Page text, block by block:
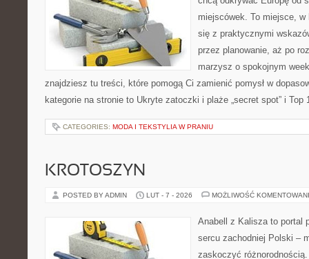
miejscówek. To miejsce,
się z praktycznymi
przez planowanie, aż po
marzysz o spokojnym
znajdziesz tu treści, które pomogą Ci zamienić pomysł w
kategorie na stronie to Ukryte zatoczki i plaże „secret spot” i
CATEGORIES: MODA I TEKSTYLIA W PRANIU
KROTOSZYN
POSTED BY ADMIN LUT - 7 - 2026 MOŻLIWOŚĆ
Anabell z Kalisza to portal
sercu zachodniej Polski –
zaskoczyć